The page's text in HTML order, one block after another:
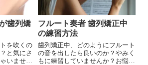
歯列矯
を吹くの
と気にさ
いません
フルート奏者 歯列矯正中
の練習方法
歯列矯正中、どのようにフルート
の音を出したら良いのか？やみく
もに練習していませんか？お悩み